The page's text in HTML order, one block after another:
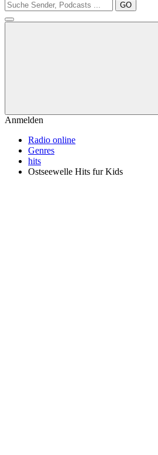
GO
Anmelden
Radio online
Genres
hits
Ostseewelle Hits fur Kids